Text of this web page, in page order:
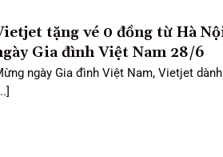
tặng vé 0 đồng từ Hà
Gia đình Việt Nam 28/6
ngày Gia đình Việt Nam, Vietjet